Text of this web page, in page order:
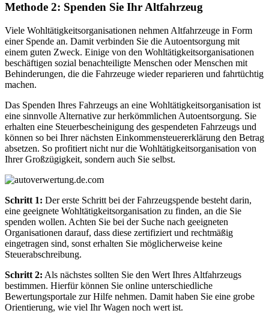
Methode 2: Spenden Sie Ihr Altfahrzeug
Viele Wohltätigkeitsorganisationen nehmen Altfahrzeuge in Form
einer Spende an. Damit verbinden Sie die Autoentsorgung mit
einem guten Zweck. Einige von den Wohltätigkeitsorganisationen
beschäftigen sozial benachteiligte Menschen oder Menschen mit
Behinderungen, die die Fahrzeuge wieder reparieren und fahrtüchtig
machen.
Das Spenden Ihres Fahrzeugs an eine Wohltätigkeitsorganisation ist
eine sinnvolle Alternative zur herkömmlichen Autoentsorgung. Sie
erhalten eine Steuerbescheinigung des gespendeten Fahrzeugs und
können so bei Ihrer nächsten Einkommensteuererklärung den Betrag
absetzen. So profitiert nicht nur die Wohltätigkeitsorganisation von
Ihrer Großzügigkeit, sondern auch Sie selbst.
Schritt 1: Der erste Schritt bei der Fahrzeugspende besteht darin,
eine geeignete Wohltätigkeitsorganisation zu finden, an die Sie
spenden wollen. Achten Sie bei der Suche nach geeigneten
Organisationen darauf, dass diese zertifiziert und rechtmäßig
eingetragen sind, sonst erhalten Sie möglicherweise keine
Steuerabschreibung.
Schritt 2: Als nächstes sollten Sie den Wert Ihres Altfahrzeugs
bestimmen. Hierfür können Sie online unterschiedliche
Bewertungsportale zur Hilfe nehmen. Damit haben Sie eine grobe
Orientierung, wie viel Ihr Wagen noch wert ist.